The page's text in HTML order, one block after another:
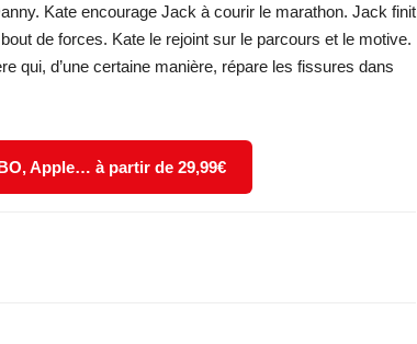
Kate encourage Jack à courir le marathon. Jack finit
de forces. Kate le rejoint sur le parcours et le motive.
qui, d’une certaine manière, répare les fissures dans
Apple… à partir de 29,99€